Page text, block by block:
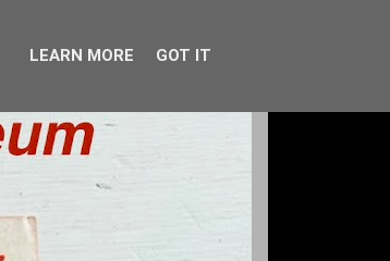
LEARN MORE GOT IT